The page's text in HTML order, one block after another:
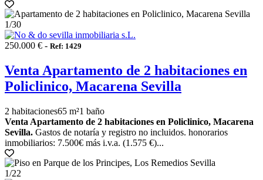
1/30
250.000 € - Ref: 1429
Venta Apartamento de 2 habitaciones en
Policlinico, Macarena Sevilla
2 habitaciones65 m²1 baño
Venta Apartamento de 2 habitaciones en Policlinico, Macarena
Sevilla. Gastos de notaría y registro no incluidos. honorarios
inmobiliarios: 7.500€ más i.v.a. (1.575 €)...
1/22